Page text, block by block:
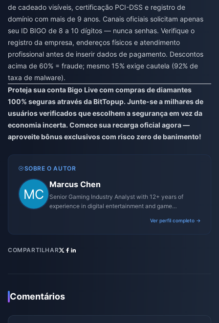
de cadeado visíveis, certificação PCI-DSS e registro de
domínio com mais de 9 anos. Canais oficiais solicitam apenas
seu ID BIGO de 8 a 10 dígitos — nunca senhas. Verifique o
registro da empresa, endereços físicos e atendimento
profissional antes de inserir dados de pagamento. Descontos
acima de 60% = fraude; mesmo 15% exige cautela (92% de
taxa de malware).
Proteja sua conta Bigo Live com compras de diamantes
100% seguras através da BitTopup. Junte-se a milhares de
usuários verificados que escolhem a segurança em vez da
economia incerta. Comece sua recarga oficial agora —
aproveite bônus exclusivos com risco zero de banimento!
SOBRE O AUTOR
Marcus Chen
Senior Gaming Industry Analyst with 12+ years of
experience in digital entertainment and game
Ver perfil completo →
COMPARTILHAR
Comentários